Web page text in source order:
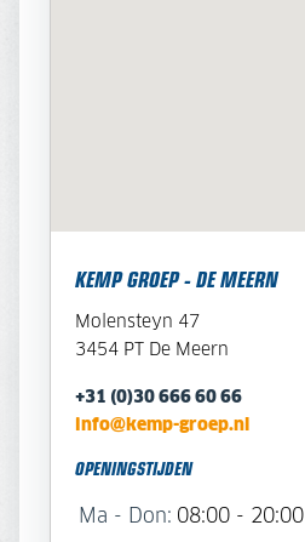
KEMP GROEP - DE MEERN
Molensteyn 47
3454 PT De Meern
+31 (0)30 666 60 66
info@kemp-groep.nl
OPENINGSTIJDEN
Ma - Don: 08:00 - 20:00